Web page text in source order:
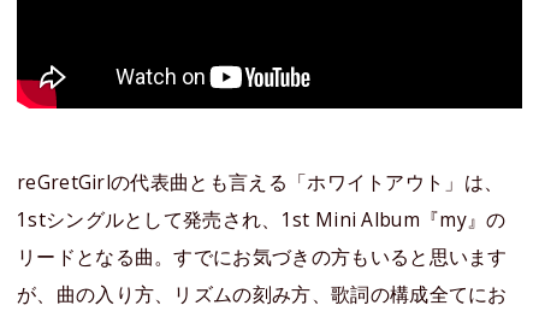
reGretGirlの代表曲とも言える「ホワイトアウト」は、
1stシングルとして発売され、1st Mini Album『my』の
リードとなる曲。すでにお気づきの方もいると思います
が、曲の入り方、リズムの刻み方、歌詞の構成全てにお